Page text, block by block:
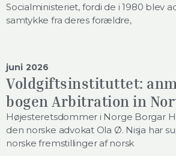
Socialministeriet, fordi de i 1980 blev
samtykke fra deres forældre,
juni 2026
Voldgiftsinstituttet:
bogen Arbitration in
Højesteretsdommer i Norge Borgar
den norske advokat Ola Ø. Nisja har
norske fremstillinger af norsk